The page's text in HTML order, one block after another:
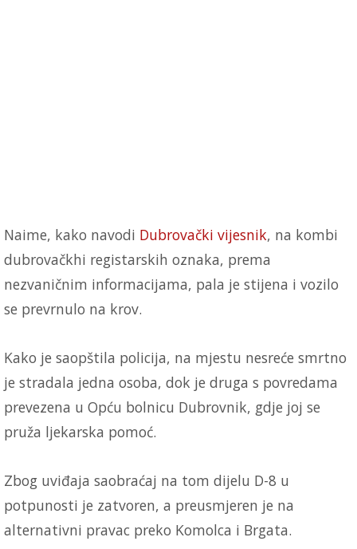
Naime, kako navodi Dubrovački vijesnik, na kombi
dubrovačkhi registarskih oznaka, prema
nezvaničnim informacijama, pala je stijena i vozilo
se prevrnulo na krov.
Kako je saopštila policija, na mjestu nesreće smrtno
je stradala jedna osoba, dok je druga s povredama
prevezena u Opću bolnicu Dubrovnik, gdje joj se
pruža ljekarska pomoć.
Zbog uviđaja saobraćaj na tom dijelu D-8 u
potpunosti je zatvoren, a preusmjeren je na
alternativni pravac preko Komolca i Brgata.